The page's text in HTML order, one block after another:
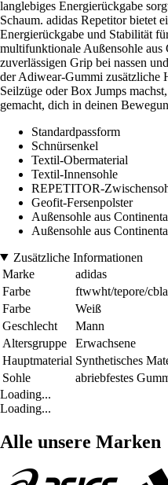
langlebiges Energierückgabe
Schaum. adidas Repetitor bietet
Energierückgabe und Stabilität
multifunktionale Außensohle
zuverlässigen Grip bei nassen
der Adiwear-Gummi zusätzliche
Seilzüge oder Box Jumps
gemacht, dich in deinen
Standardpassform
Schnürsenkel
Textil-Obermaterial
Textil-Innensohle
REPETITOR-
Geofit-Fersenpolster
Außensohle aus
Außensohle aus
Zusätzliche Informationen
Marke
adidas
Farbe
ftwwht/tepore/
Farbe
Weiß
Geschlecht
Mann
Altersgruppe
Erwachsene
Hauptmaterial Synthetisches
Sohle
abriebfestes
Loading...
Loading...
Alle unsere Marken